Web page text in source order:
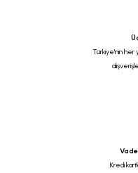
Türkiye'nin
Kredi